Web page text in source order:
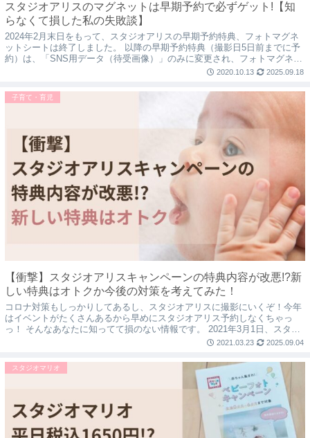
スタジオアリスのマグネットは早期予約で必ずゲット!【知
らなくて損した私の失敗談】
2024年2月末日をもって、スタジオアリスの早期予約特典、フォトマグネ
ットシートは終了しました。 以降の早期予約特典（撮影日5日前までに予
約）は、「SNS用データ（待受画像）」のみに変更され、フォトマグネッ
2020.10.13 2025.09.18
子育て・育児
【衝撃】スタジオアリスキャンペーンの特典内容が改悪!?新
しい特典はオトクか今後の対策を考えてみた！
コロナ対策もしっかりしてあるし、スタジオアリスに撮影にいくぞ！今年
はイベントがたくさんあるから早めにスタジオアリス予約しなくちゃっ
っ！ そんなあなたに知ってて損のない情報です。 2021年3月1日、スタジ
2021.03.23 2025.09.04
スタジオマリオ